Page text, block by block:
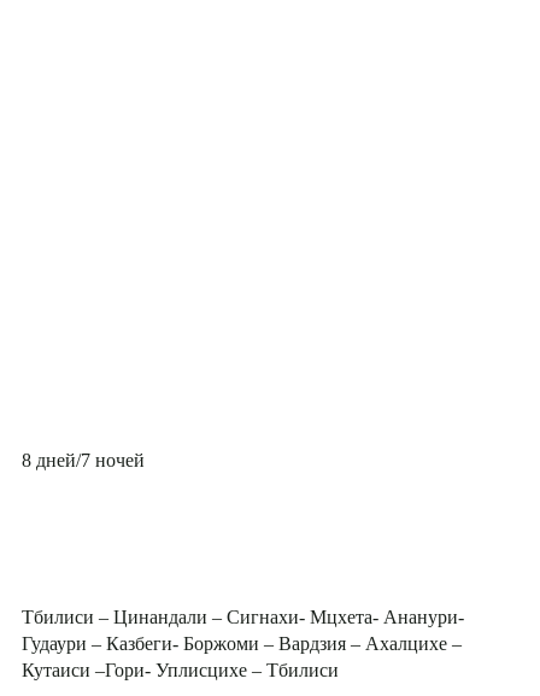
8 дней/7 ночей
Тбилиси – Цинандали – Сигнахи- Мцхета- Ананури-
Гудаури – Казбеги- Боржоми – Вардзия – Ахалцихе –
Кутаиси –Гори- Уплисцихе – Тбилиси